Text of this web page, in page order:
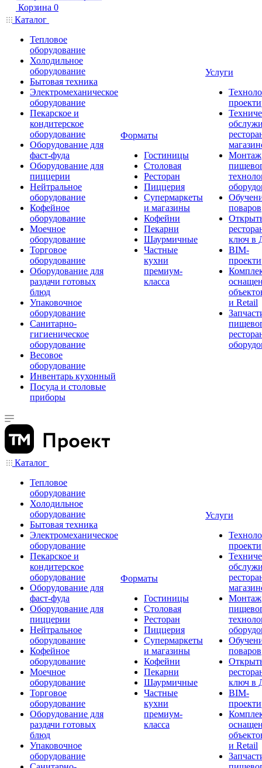
Корзина 0
Каталог
Тепловое
оборудование
Холодильное
оборудование
Бытовая техника
Электромеханическое
оборудование
Пекарское и
кондитерское
оборудование
Оборудование для
фаст-фуда
Оборудование для
пиццерии
Нейтральное
оборудование
Кофейное
оборудование
Моечное
оборудование
Торговое
оборудование
Оборудование для
раздачи готовых
блюд
Упаковочное
оборудование
Санитарно-
гигиеническое
оборудование
Весовое
оборудование
Инвентарь кухонный
Посуда и столовые
приборы
Форматы
Гостиницы
Столовая
Ресторан
Пиццерия
Супермаркеты
и магазины
Кофейни
Пекарни
Шаурмичные
Частные
кухни
премиум-
класса
Услуги
Монтаж
поваров
ключ в
BIM-
и Retail
Каталог
Тепловое
оборудование
Холодильное
оборудование
Бытовая техника
Электромеханическое
оборудование
Пекарское и
кондитерское
оборудование
Оборудование для
фаст-фуда
Оборудование для
пиццерии
Нейтральное
оборудование
Кофейное
оборудование
Моечное
оборудование
Торговое
оборудование
Оборудование для
раздачи готовых
блюд
Упаковочное
оборудование
Форматы
Гостиницы
Столовая
Ресторан
Пиццерия
Супермаркеты
и магазины
Кофейни
Пекарни
Шаурмичные
Частные
кухни
премиум-
класса
Услуги
Монтаж
поваров
ключ в
BIM-
и Retail